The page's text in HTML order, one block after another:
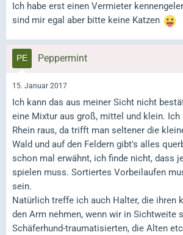
Ich habe erst einen Vermieter
sind mir egal aber bitte keine Katzen
Peppermint
15. Januar 2017
Ich kann das aus meiner Sicht nicht
eine Mixtur aus groß, mittel und klein.
Rhein raus, da trifft man seltener die
Wald und auf den Feldern gibt's alles
schon mal erwähnt, ich finde nicht, dass
spielen muss. Sortiertes Vorbeilaufen
sein.
Natürlich treffe ich auch Halter, die ihren
den Arm nehmen, wenn wir in Sichtweite
Schäferhund-traumatisierten, die Alten